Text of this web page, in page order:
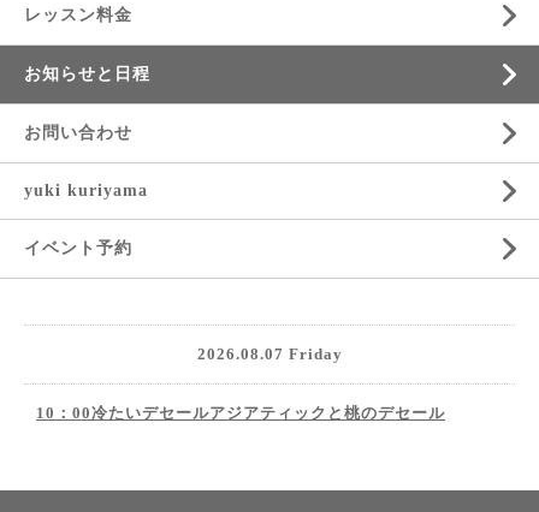
レッスン料金
お知らせと日程
お問い合わせ
yuki kuriyama
イベント予約
2026.08.07 Friday
10：00冷たいデセールアジアティックと桃のデセール